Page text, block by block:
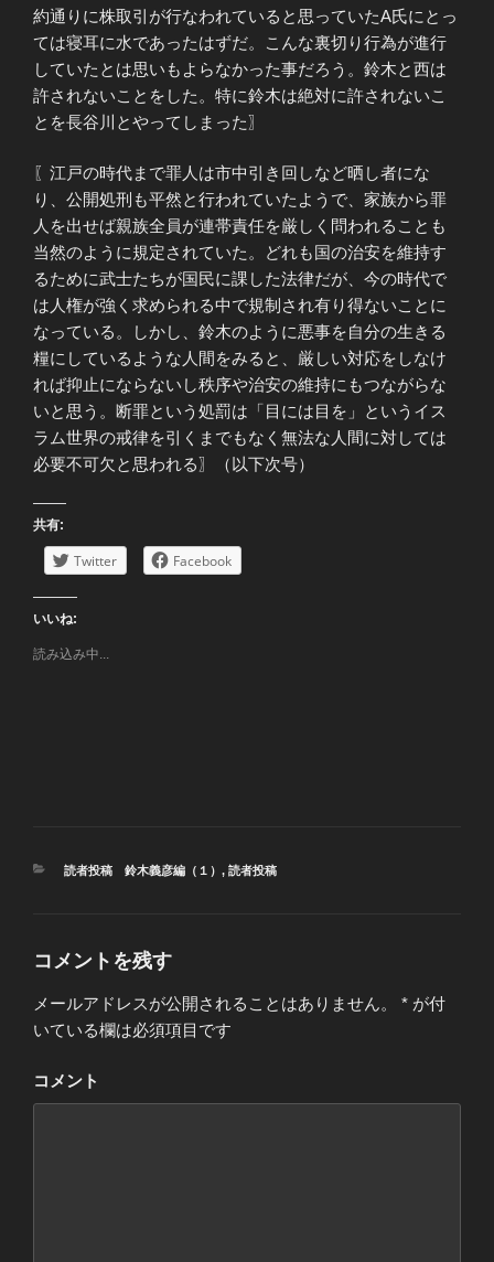
約通りに株取引が行なわれていると思っていたA氏にとっ
ては寝耳に水であったはずだ。こんな裏切り行為が進行
していたとは思いもよらなかった事だろう。鈴木と西は
許されないことをした。特に鈴木は絶対に許されないこ
とを長谷川とやってしまった〗
〖江戸の時代まで罪人は市中引き回しなど晒し者にな
り、公開処刑も平然と行われていたようで、家族から罪
人を出せば親族全員が連帯責任を厳しく問われることも
当然のように規定されていた。どれも国の治安を維持す
るために武士たちが国民に課した法律だが、今の時代で
は人権が強く求められる中で規制され有り得ないことに
なっている。しかし、鈴木のように悪事を自分の生きる
糧にしているような人間をみると、厳しい対応をしなけ
れば抑止にならないし秩序や治安の維持にもつながらな
いと思う。断罪という処罰は「目には目を」というイス
ラム世界の戒律を引くまでもなく無法な人間に対しては
必要不可欠と思われる〗（以下次号）
共有:
Twitter Facebook
いいね:
読み込み中...
カ
読者投稿 鈴木義彦編（１） , 読者投稿
コメントを残す
メールアドレスが公開されることはありません。 * が付
いている欄は必須項目です
コメント